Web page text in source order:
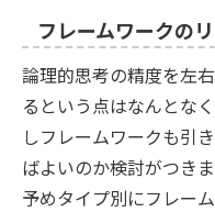
フレームワークの
論理的思考の精度を左
るという点はなんとな
しフレームワークも引
ばよいのか検討がつき
予めタイプ別にフレー